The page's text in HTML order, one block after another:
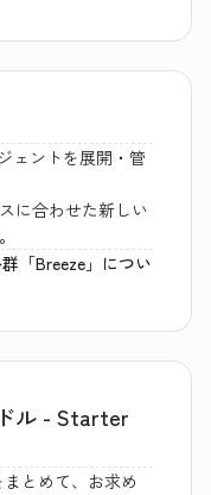
ェントを展開・管
に合わせた新しい
「Breeze」につい
ル - Starter
とめて、お求め